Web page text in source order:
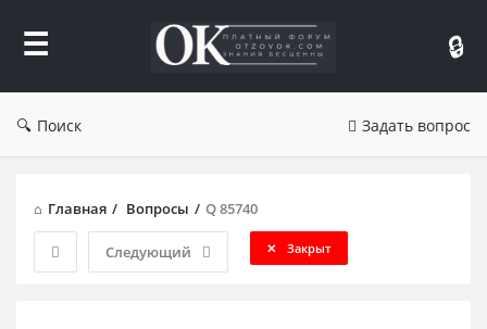
Отзывы
Поиск Задать вопрос
Главная / Вопросы / Q 85740
Следующий Закрыт